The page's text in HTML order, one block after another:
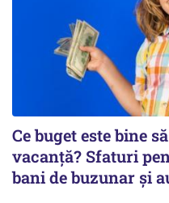
Ce buget este bine
vacanță? Sfaturi
bani de buzunar și